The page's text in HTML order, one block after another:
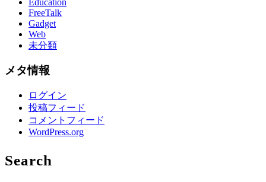
FreeTalk
Gadget
Web
未分類
メタ情報
ログイン
投稿フィード
コメントフィード
WordPress.org
Search